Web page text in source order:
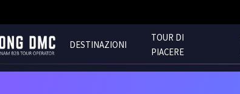
DESTINAZIONI
TOUR DI
PIACERE